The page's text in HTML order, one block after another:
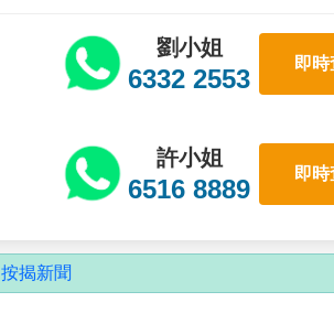
劉小姐
6332 2553
即
許小姐
6516 8889
即
按揭新聞